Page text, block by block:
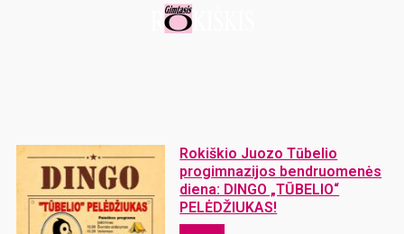
Rokiškio Juozo Tūbelio
progimnazijos bendruomenės
diena: DINGO „TŪBELIO“
PELĖDŽIUKAS!